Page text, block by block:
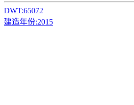
DWT:65072
建造年份:2015